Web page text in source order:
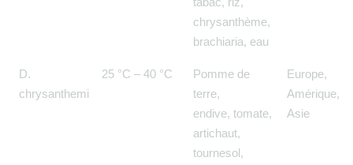
chrysanthème,
brachiaria, eau
D.
chrysanthemi
25 °C – 40 °C
Pomme de
terre,
endive, tomate,
artichaut,
tournesol,
Europe,
Amérique,
Asie